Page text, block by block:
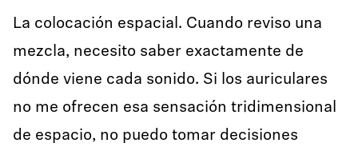
La colocación espacial. Cuando reviso una
mezcla, necesito saber exactamente de
dónde viene cada sonido. Si los auriculares
no me ofrecen esa sensación tridimensional
de espacio, no puedo tomar decisiones